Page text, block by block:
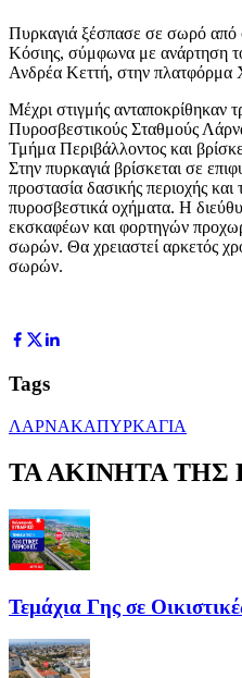
Πυρκαγιά ξέσπασε σε σωρό
Κόσιης, σύμφωνα με ανάρτηση
Ανδρέα Κεττή, στην πλατφόρμα
Μέχρι στιγμής ανταποκρίθηκαν
Πυροσβεστικούς Σταθμούς
Τμήμα Περιβάλλοντος και
Στην πυρκαγιά βρίσκεται σε
προστασία δασικής περιοχής
πυροσβεστικά οχήματα. Η
εκσκαφέων και φορτηγών
σωρών. Θα χρειαστεί αρκετός
σωρών.
Tags
ΛΑΡΝΑΚΑΠΥΡΚΑΓΙΑ
ΤΑ ΑΚΙΝΗΤΑ
Τεμάχια Γης σε